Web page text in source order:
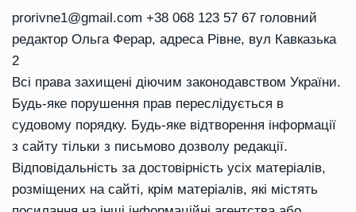
prorivne1@gmail.com +38 068 123 57 67 головний
редактор Ольга Ферар, адреса Рівне, вул Кавказька
2
Всі права захищені діючим законодавством України.
Будь-яке порушення прав переслідується в
судовому порядку. Будь-яке відтворення інформації
з сайту тільки з письмово дозволу редакції.
Відповідальність за достовірність усіх матеріалів,
розміщених на сайті, крім матеріалів, які містять